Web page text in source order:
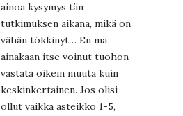
ainoa kysymys tän
tutkimuksen aikana, mikä on
vähän tökkinyt… En mä
ainakaan itse voinut tuohon
vastata oikein muuta kuin
keskinkertainen. Jos olisi
ollut vaikka asteikko 1-5,